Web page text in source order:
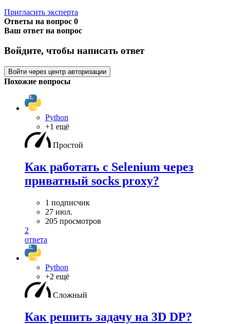
Пригласить эксперта
Ответы на вопрос 0
Ваш ответ на вопрос
Войдите, чтобы написать ответ
Войти через центр авторизации
Похожие вопросы
Python
+1 ещё
Простой
Как работать с Selenium через
приватный socks proxy?
1 подписчик
27 июл.
205 просмотров
2
ответа
Python
+2 ещё
Сложный
Как решить задачу на 3D DP?